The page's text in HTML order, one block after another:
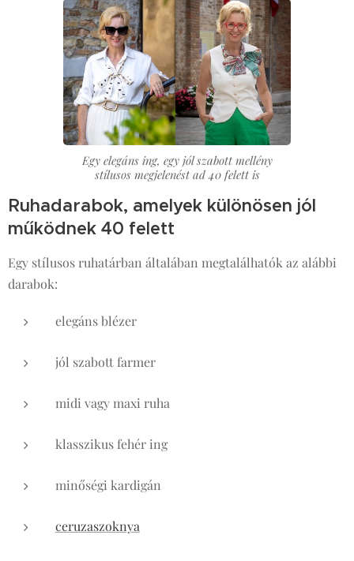
Egy elegáns ing, egy jól szabott mellény
stílusos megjelenést ad 40 felett is
Ruhadarabok, amelyek különösen jól
működnek 40 felett
Egy stílusos ruhatárban általában megtalálhatók az alábbi
darabok:
elegáns blézer
jól szabott farmer
midi vagy maxi ruha
klasszikus fehér ing
minőségi kardigán
ceruzaszoknya